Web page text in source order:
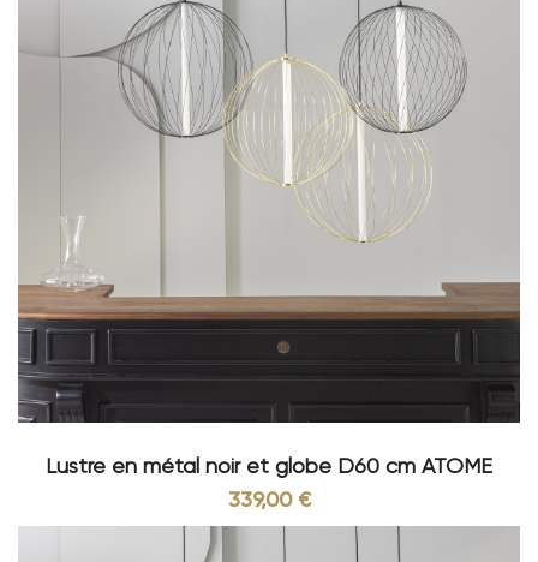
Lustre en métal noir et globe D60 cm ATOME
339,00 €